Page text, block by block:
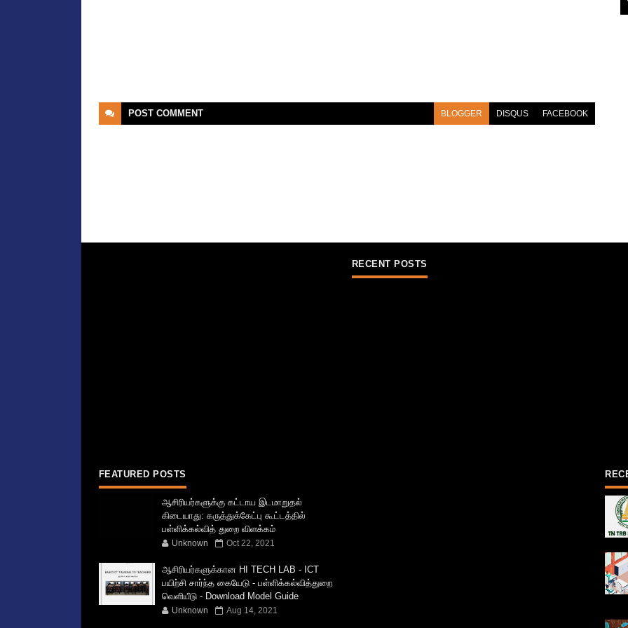
POST COMMENT BLOGGER DISQUS FACEBOOK
FEATURED POSTS
ஆசிரியர்களுக்கு கட்டாய இடமாறுதல்
கிடையாது: கருத்துக்கேட்பு கூட்டத்தில்
பள்ளிக்கல்வித் துறை விளக்கம்
Unknown Oct 22, 2021
ஆசிரியர்களுக்கான HI TECH LAB - ICT
பயிற்சி சார்ந்த கையேடு - பள்ளிக்கல்வித்துறை
வெளியீடு - Download Model Guide
Unknown Aug 14, 2021
RECENT POSTS